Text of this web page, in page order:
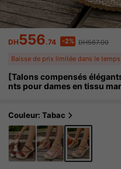
DH556.74 -2% DH567.00
Baisse de prix limitée dans le temps
[Talons compensés
nts pour dames en tissu
f
Couleur: Tabac